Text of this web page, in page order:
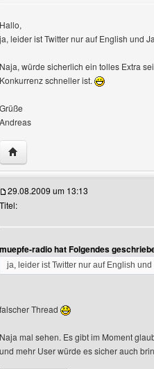
Profile anzeigen
Hallo,
ja, leider ist Twitter nur auf English und
Naja, würde sicherlich ein tolles Extra
Konkurrenz schneller ist.
Grüße
Andreas
Website dieses Benutzers
Profile anzeigen
29.08.2009 um 13:13
Titel:
muepfe-radio hat Folgendes
ja, leider ist Twitter nur auf English
falscher Thread
Naja mal sehen. Es gibt im Moment
und mehr User würde es sicher auch